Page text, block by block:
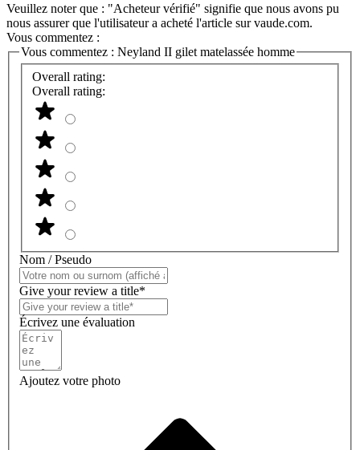
Veuillez noter que : "Acheteur vérifié" signifie que nous avons pu
nous assurer que l'utilisateur a acheté l'article sur vaude.com.
Vous commentez :
Vous commentez : Neyland II gilet matelassée homme
Overall rating:
Overall rating:
Nom / Pseudo
Give your review a title*
Écrivez une évaluation
Ajoutez votre photo